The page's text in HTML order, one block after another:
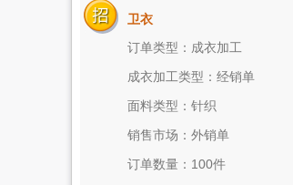
卫衣
订单类型：成衣加工
成衣加工类型：经销单
面料类型：针织
销售市场：外销单
订单数量：100件